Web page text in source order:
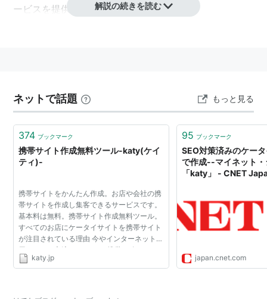
ービスを提供している。解説の続きを読む
ネットで話題 もっと見る
374 ブックマーク
携帯サイト作成無料ツール-katy(ケイ
ティ)-
携帯サイトをかんたん作成。お店や会社の携
帯サイトを作成し集客できるサービスです。
基本料は無料。携帯サイト作成無料ツール。
すべてのお店にケータイサイトを携帯サイト
が注目されている理由 今やインターネット利
用シーンの主流は、PCから携帯に移り、
「携帯サイト」が大きな注目を集めていま
katy.jp
95 ブックマーク
SEO対策済みのケー
で作成--マイネット
「katy」 - CNET
japan.cnet.com